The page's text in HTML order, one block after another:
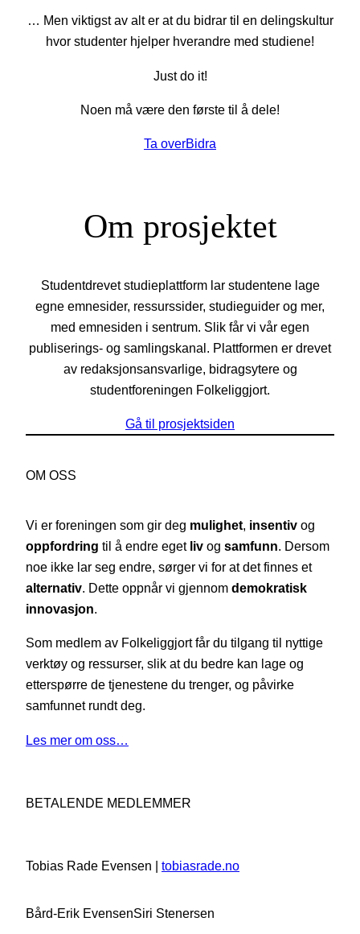
… Men viktigst av alt er at du bidrar til en delingskultur
hvor studenter hjelper hverandre med studiene!
Just do it!
Noen må være den første til å dele!
Ta overBidra
Om prosjektet
Studentdrevet studieplattform lar studentene lage
egne emnesider, ressurssider, studieguider og mer,
med emnesiden i sentrum. Slik får vi vår egen
publiserings- og samlingskanal. Plattformen er drevet
av redaksjonsansvarlige, bidragsytere og
studentforeningen Folkeliggjort.
Gå til prosjektsiden
OM OSS
Vi er foreningen som gir deg mulighet, insentiv og
oppfordring til å endre eget liv og samfunn. Dersom
noe ikke lar seg endre, sørger vi for at det finnes et
alternativ. Dette oppnår vi gjennom demokratisk
innovasjon.
Som medlem av Folkeliggjort får du tilgang til nyttige
verktøy og ressurser, slik at du bedre kan lage og
etterspørre de tjenestene du trenger, og påvirke
samfunnet rundt deg.
Les mer om oss…
BETALENDE MEDLEMMER
Tobias Rade Evensen | tobiasrade.no
Bård-Erik EvensenSiri Stenersen